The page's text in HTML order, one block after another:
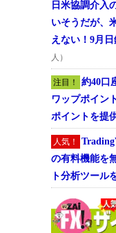
日米協調介入
いそうだが、
えない！9月
人）
注目！
約40口
ワップポイン
ポイントを提
人気！
の有料機能を
ト分析ツール